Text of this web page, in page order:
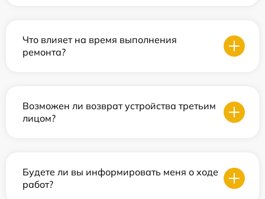
Что влияет на время выполнения
ремонта?
Возможен ли возврат устройства третьим
лицом?
Будете ли вы информировать меня о ходе
работ?